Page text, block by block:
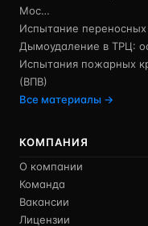
Мос…
Испытание
Дымоудаление в ТРЦ:
Испытания пожарных
(ВПВ)
Все материалы →
КОМПАНИЯ
О компании
Команда
Вакансии
Лицензии